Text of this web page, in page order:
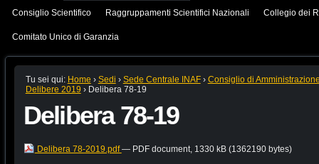
Consiglio Scientifico Raggruppamenti Scientifici Nazionali Collegio dei
Comitato Unico di Garanzia
Tu sei qui: Home › Sedi › Sede Centrale INAF › Consiglio di
Delibere 2019 › Delibera 78-19
Delibera 78-19
Delibera 78-2019.pdf— PDF document, 1330 kB (1362190 bytes)